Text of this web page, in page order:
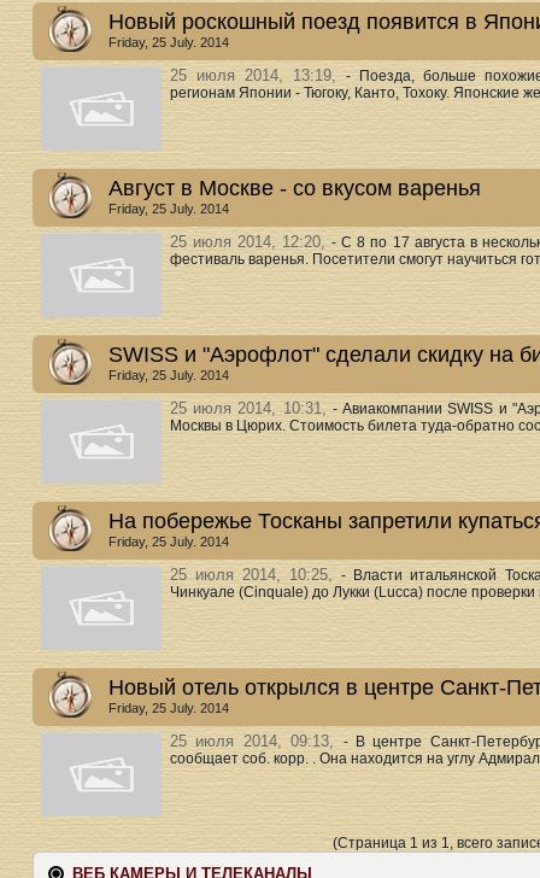
Новый роскошный поезд появится в
Friday, 25 July. 2014
25 июля 2014, 13:19, - Поезда, больше
регионам Японии - Тюгоку, Канто, Тохоку. Японские
Август в Москве - со вкусом варенья
Friday, 25 July. 2014
25 июля 2014, 12:20,- С 8 по 17 августа в
фестиваль варенья. Посетители смогут научиться
SWISS и "Аэрофлот" сделали скидку на
Friday, 25 July. 2014
25 июля 2014, 10:31, - Авиакомпании SWISS и
Москвы в Цюрих. Стоимость билета туда-обратно
На побережье Тосканы запретили
Friday, 25 July. 2014
25 июля 2014, 10:25,- Власти итальянской
Чинкуале (Cinquale) до Лукки (Lucca) после проверки
Новый отель открылся в центре Санкт-
Friday, 25 July. 2014
25 июля 2014, 09:13, - В центре Санкт-
сообщает соб. корр. . Она находится на углу
(Страница 1 из 1, всего